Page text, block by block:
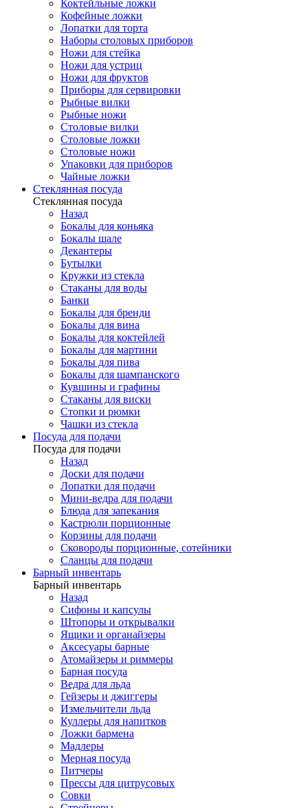
Коктейльные ложки
Кофейные ложки
Лопатки для торта
Наборы столовых приборов
Ножи для стейка
Ножи для устриц
Ножи для фруктов
Приборы для сервировки
Рыбные вилки
Рыбные ножи
Столовые вилки
Столовые ложки
Столовые ножи
Упаковки для приборов
Чайные ложки
Стеклянная посуда
Стеклянная посуда
Назад
Бокалы для коньяка
Бокалы шале
Декантеры
Бутылки
Кружки из стекла
Стаканы для воды
Банки
Бокалы для бренди
Бокалы для вина
Бокалы для коктейлей
Бокалы для мартини
Бокалы для пива
Бокалы для шампанского
Кувшины и графины
Стаканы для виски
Стопки и рюмки
Чашки из стекла
Посуда для подачи
Посуда для подачи
Назад
Доски для подачи
Лопатки для подачи
Мини-ведра для подачи
Блюда для запекания
Кастрюли порционные
Корзины для подачи
Сковороды порционные, сотейники
Сланцы для подачи
Барный инвентарь
Барный инвентарь
Назад
Сифоны и капсулы
Штопоры и открывалки
Ящики и органайзеры
Аксесуары барные
Атомайзеры и риммеры
Барная посуда
Ведра для льда
Гейзеры и джиггеры
Измельчители льда
Куллеры для напитков
Ложки бармена
Мадлеры
Мерная посуда
Питчеры
Прессы для цитрусовых
Совки